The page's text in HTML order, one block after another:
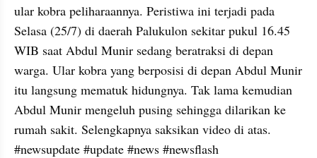
ular kobra peliharaannya. Peristiwa ini terjadi pada
Selasa (25/7) di daerah Palukulon sekitar pukul 16.45
WIB saat Abdul Munir sedang beratraksi di depan
warga. Ular kobra yang berposisi di depan Abdul Munir
itu langsung mematuk hidungnya. Tak lama kemudian
Abdul Munir mengeluh pusing sehingga dilarikan ke
rumah sakit. Selengkapnya saksikan video di atas.
#newsupdate #update #news #newsflash